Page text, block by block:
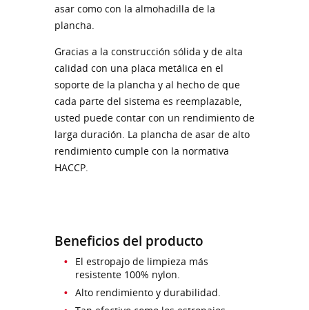
asar como con la almohadilla de la
plancha.
Gracias a la construcción sólida y de alta
calidad con una placa metálica en el
soporte de la plancha y al hecho de que
cada parte del sistema es reemplazable,
usted puede contar con un rendimiento de
larga duración. La plancha de asar de alto
rendimiento cumple con la normativa
HACCP.
Beneficios del producto
El estropajo de limpieza más
resistente 100% nylon.
Alto rendimiento y durabilidad.